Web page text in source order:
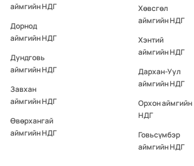
аймгийн НДГ
Дорнод
аймгийн НДГ
Дундговь
аймгийн НДГ
Завхан
аймгийн НДГ
Өвөрхангай
аймгийн НДГ
Хөвсгөл
аймгийн НДГ
Хэнтий
аймгийн НДГ
Дархан-Уул
аймгийн НДГ
Орхон аймгийн
НДГ
Говьсүмбэр
аймгийн НДГ